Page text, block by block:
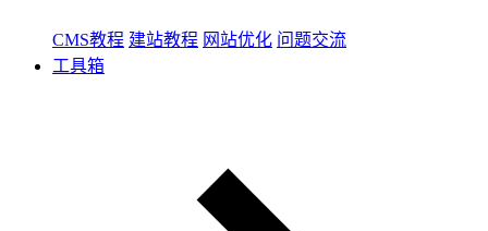
CMS教程 建站教程 网站优化 问题交流
工具箱